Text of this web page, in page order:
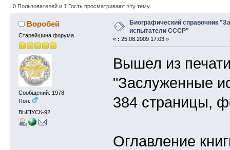
0 Пользователей и 1 Гость просматривают эту тему.
Воробей
Старейшина форума
Сообщений: 1978
Пол:
ВЫПУСК-92
Биографический справочник
испытатели СССР"
« : 25.08.2009 17:03 »
Вышел из
"Заслуженные
384 страницы,
Оглавление